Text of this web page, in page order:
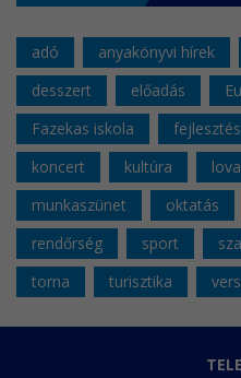
adó anyakönyvi hírek
desszert
előadás
Fazekas iskola
fejlesztés
koncert
kultúra
munkaszünet
oktatás
rendőrség
sport
torna
turisztika